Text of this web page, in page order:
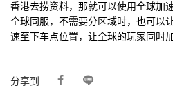
香港去捞资料，那就可以使用全球加
全球同服，不需要分区域时，也可以
速至下车点位置，让全球的玩家同时
分享到